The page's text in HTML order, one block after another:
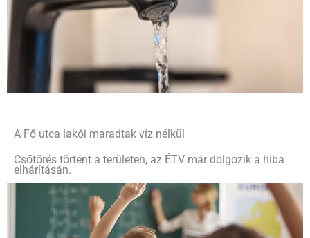
A Fő utca lakói maradtak víz nélkül
Csőtörés történt a területen, az ÉTV már dolgozik a hiba
elhárításán.